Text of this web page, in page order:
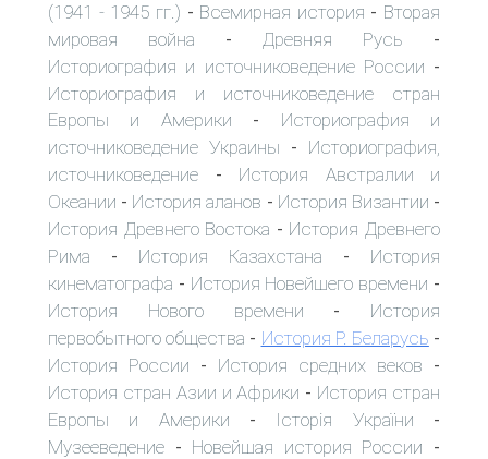
(1941 - 1945 гг.) - Всемирная история - Вторая
мировая война - Древняя Русь -
Историография и источниковедение России -
Историография и источниковедение стран
Европы и Америки - Историография и
источниковедение Украины - Историография,
источниковедение - История Австралии и
Океании - История аланов - История Византии -
История Древнего Востока - История Древнего
Рима - История Казахстана - История
кинематографа - История Новейшего времени -
История Нового времени - История
первобытного общества - История Р. Беларусь -
История России - История средних веков -
История стран Азии и Африки - История стран
Европы и Америки - Історія України -
Музееведение - Новейшая история России -